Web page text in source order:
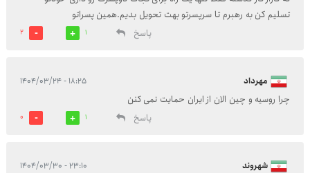
تسلیم کن به رهبرم تا سرپسرتو بهت تحویل بدیم.همین پسراتو
پاسخ
1
2
مهرداد ۱۸:۲۵ - ۱۴۰۴/۰۳/۲۴
چرا روسیه و چین الان از ایران حمایت نمی کنن
پاسخ
1
0
شهروند ۲۳:۱۰ - ۱۴۰۴/۰۳/۳۰